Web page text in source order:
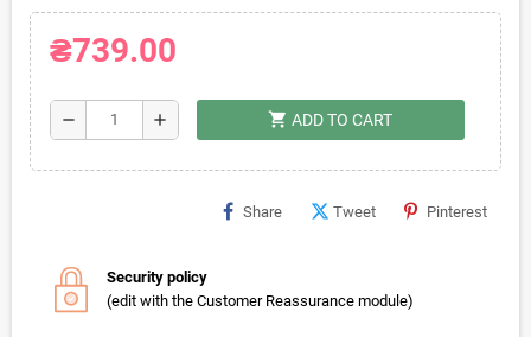
₴739.00
remove add shopping_cart ADD TO CART
Share Tweet Pinterest
Security policy
(edit with the Customer Reassurance module)